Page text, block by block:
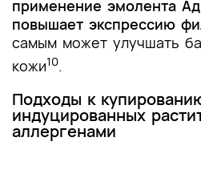
применение эмолента
повышает экспрессию
самым может улучшать
кожи10.
Подходы к
индуцированных
аллергенами